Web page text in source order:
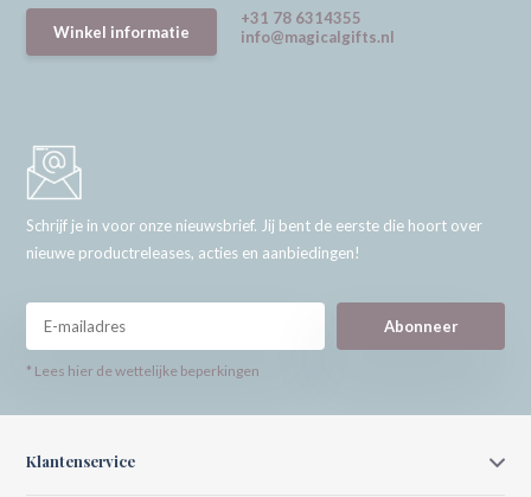
Winkel informatie
+31 78 6314355
info@magicalgifts.nl
Schrijf je in voor onze nieuwsbrief. Jij bent de eerste die hoort over
nieuwe productreleases, acties en aanbiedingen!
Abonneer
* Lees hier de wettelijke beperkingen
Klantenservice